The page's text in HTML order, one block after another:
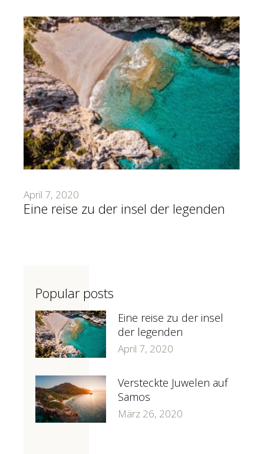
April 7, 2020
Eine reise zu der insel der legenden
Popular posts
Eine reise zu der insel
der legenden
April 7, 2020
Versteckte Juwelen auf
Samos
März 26, 2020